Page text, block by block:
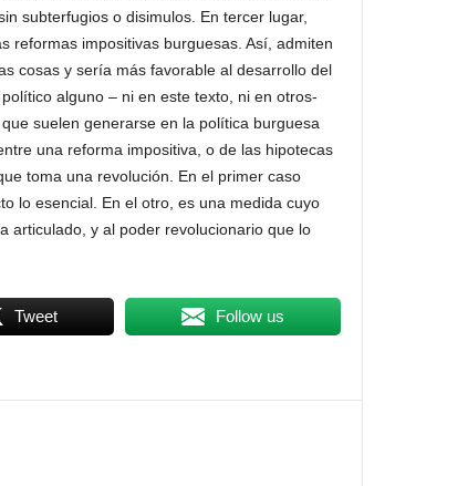
subterfugios o disimulos. En tercer lugar,
reformas impositivas burguesas. Así, admiten
cosas y sería más favorable al desarrollo del
alguno – ni en este texto, ni en otros-
suelen generarse en la política burguesa
una reforma impositiva, o de las hipotecas
toma una revolución. En el primer caso
lo esencial. En el otro, es una medida cuyo
articulado, y al poder revolucionario que lo
Tweet Follow us